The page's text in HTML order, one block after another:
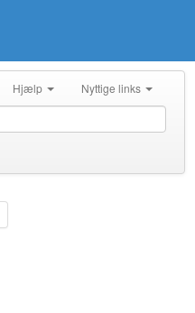
Hjælp Nyttige links